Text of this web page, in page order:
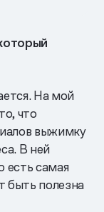
На мой
что
выжимку
В ней
есть самая
быть полезна